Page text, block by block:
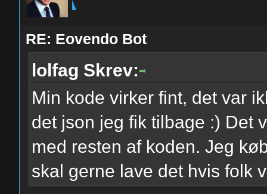
data =
key =
# show the
chinese
url = "http://
{}".format(key)
RE: Eovendo Bot
lolfag Skrev:
Min kode virker fint, det var
det json jeg fik tilbage :) Det
med resten af koden. Jeg
skal gerne lave det hvis folk